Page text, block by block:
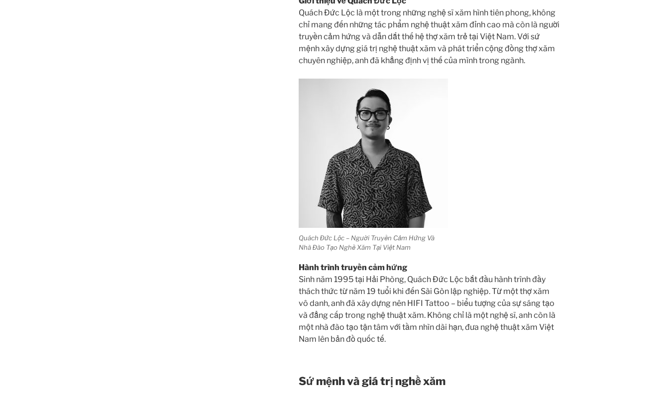
Quách Đức Lộc là một trong những nghệ sĩ xăm hình tiên phong, không
chỉ mang đến những tác phẩm nghệ thuật xăm đỉnh cao mà còn là người
truyền cảm hứng và dẫn dắt thế hệ thợ xăm trẻ tại Việt Nam. Với sứ
mệnh xây dựng giá trị nghệ thuật xăm và phát triển cộng đồng thợ xăm
chuyên nghiệp, anh đã khẳng định vị thế của mình trong ngành.
Quách Đức Lộc – Người Truyền Cảm Hứng Và
Nhà Đào Tạo Nghề Xăm Tại Việt Nam
Hành trình truyền cảm hứng
Sinh năm 1995 tại Hải Phòng, Quách Đức Lộc bắt đầu hành trình đầy
thách thức từ năm 19 tuổi khi đến Sài Gòn lập nghiệp. Từ một thợ xăm
vô danh, anh đã xây dựng nên HIFI Tattoo – biểu tượng của sự sáng tạo
và đẳng cấp trong nghệ thuật xăm. Không chỉ là một nghệ sĩ, anh còn là
một nhà đào tạo tận tâm với tầm nhìn dài hạn, đưa nghệ thuật xăm Việt
Nam lên bản đồ quốc tế.
Sứ mệnh và giá trị nghề xăm